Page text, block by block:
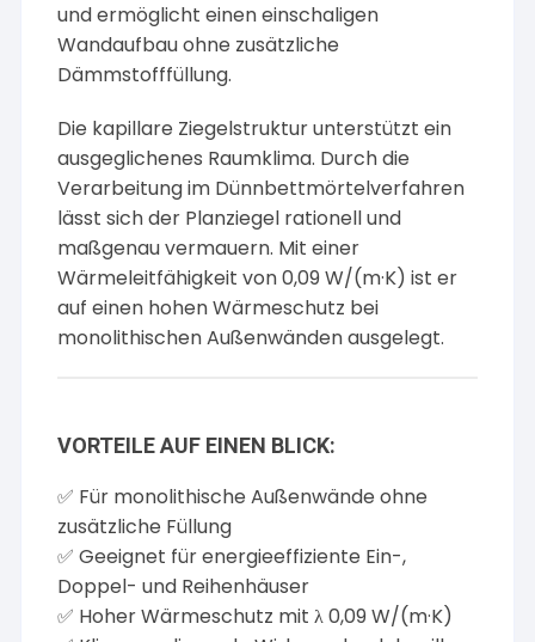
und ermöglicht einen einschaligen
Wandaufbau ohne zusätzliche
Dämmstofffüllung.
Die kapillare Ziegelstruktur unterstützt ein
ausgeglichenes Raumklima. Durch die
Verarbeitung im Dünnbettmörtelverfahren
lässt sich der Planziegel rationell und
maßgenau vermauern. Mit einer
Wärmeleitfähigkeit von 0,09 W/(m·K) ist er
auf einen hohen Wärmeschutz bei
monolithischen Außenwänden ausgelegt.
VORTEILE AUF EINEN BLICK:
✅ Für monolithische Außenwände ohne
zusätzliche Füllung
✅ Geeignet für energieeffiziente Ein-,
Doppel- und Reihenhäuser
✅ Hoher Wärmeschutz mit λ 0,09 W/(m·K)